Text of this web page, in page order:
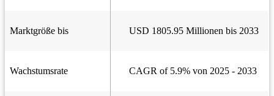
Marktgröße bis USD 1805.95 Millionen bis 2033
Wachstumsrate CAGR of 5.9% von 2025 - 2033